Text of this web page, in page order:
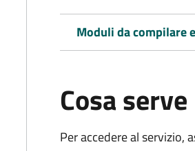
Moduli da compilare
Cosa serve
Per accedere al servizio,